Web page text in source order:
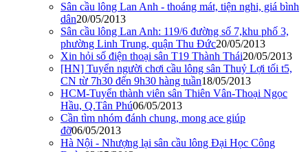
Sân cầu lông Lan Anh - thoáng mát, tiện nghi, giá bình
dân20/05/2013
Sân cầu lông Lan Anh: 119/6 đường số 7,khu phố 3,
phường Linh Trung, quận Thu Đức20/05/2013
Xin hỏi số điện thoại sân T19 Thành Thái20/05/2013
[HN] Tuyển người chơi cầu lông sân Thuỷ Lợi tối t5,
CN từ 7h30 đến 9h30 hàng tuần18/05/2013
HCM-Tuyển thành viên sân Thiên Vân-Thoại Ngọc
Hầu, Q.Tân Phú06/05/2013
Cần tìm nhóm đánh chung, mong ace giúp
đỡ06/05/2013
Hà Nội - Nhượng lại sân cầu lông Đại Học Công